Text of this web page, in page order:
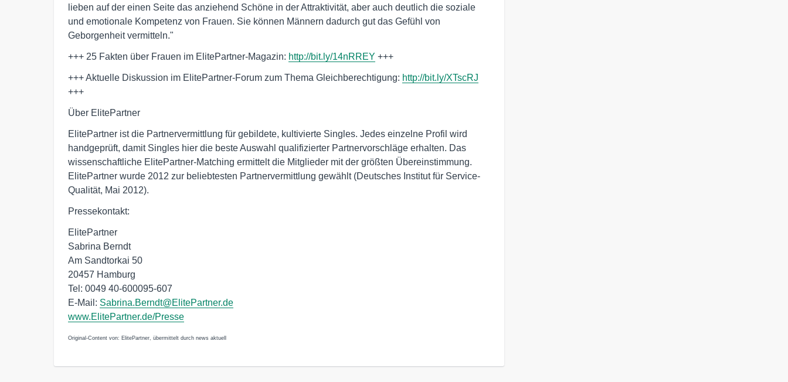
lieben auf der einen Seite das anziehend Schöne in der Attraktivität, aber auch deutlich die soziale
und emotionale Kompetenz von Frauen. Sie können Männern dadurch gut das Gefühl von
Geborgenheit vermitteln."
+++ 25 Fakten über Frauen im ElitePartner-Magazin: http://bit.ly/14nRREY +++
+++ Aktuelle Diskussion im ElitePartner-Forum zum Thema Gleichberechtigung: http://bit.ly/XTscRJ
+++
Über ElitePartner
ElitePartner ist die Partnervermittlung für gebildete, kultivierte Singles. Jedes einzelne Profil wird
handgeprüft, damit Singles hier die beste Auswahl qualifizierter Partnervorschläge erhalten. Das
wissenschaftliche ElitePartner-Matching ermittelt die Mitglieder mit der größten Übereinstimmung.
ElitePartner wurde 2012 zur beliebtesten Partnervermittlung gewählt (Deutsches Institut für Service-
Qualität, Mai 2012).
Pressekontakt:
ElitePartner
Sabrina Berndt
Am Sandtorkai 50
20457 Hamburg
Tel: 0049 40-600095-607
E-Mail: Sabrina.Berndt@ElitePartner.de
www.ElitePartner.de/Presse
Original-Content von: ElitePartner, übermittelt durch news aktuell